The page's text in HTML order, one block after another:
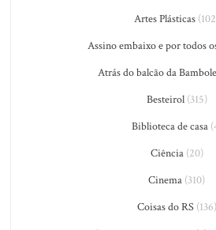
Artes Plásticas
Assino embaixo e por todos
Atrás do balcão da
Besteirol(315)
Biblioteca de casa
Ciência(20)
Cinema (310)
Coisas do RS(136)